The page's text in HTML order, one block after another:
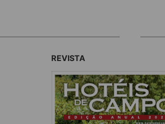
REVISTA